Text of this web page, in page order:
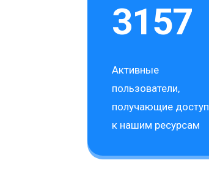
3157
Активные
пользователи,
получающие доступ
к нашим ресурсам